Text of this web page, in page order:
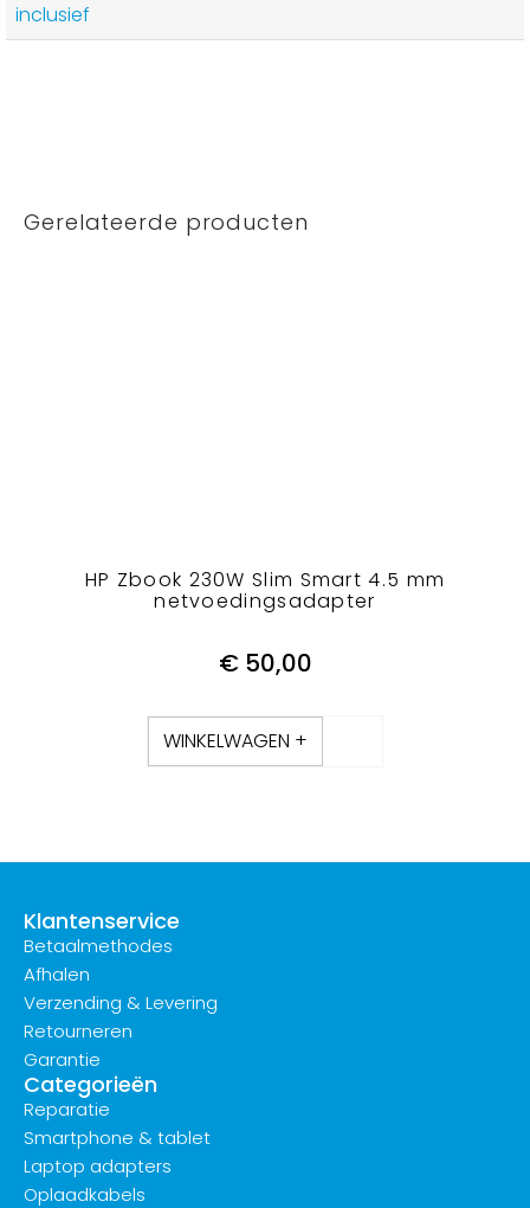
inclusief
Gerelateerde producten
HP Zbook 230W Slim Smart 4.5 mm
netvoedingsadapter
€50,00
WINKELWAGEN +
Klantenservice
Betaalmethodes
Afhalen
Verzending & Levering
Retourneren
Garantie
Categorieën
Reparatie
Smartphone & tablet
Laptop adapters
Oplaadkabels